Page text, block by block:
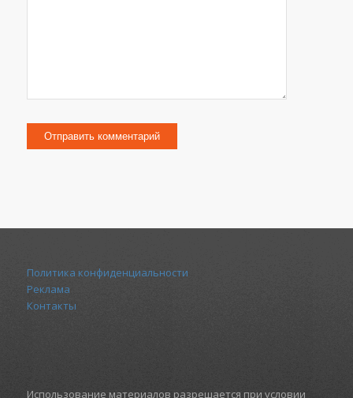
Политика конфиденциальности
Реклама
Контакты
Использование материалов разрешается при условии